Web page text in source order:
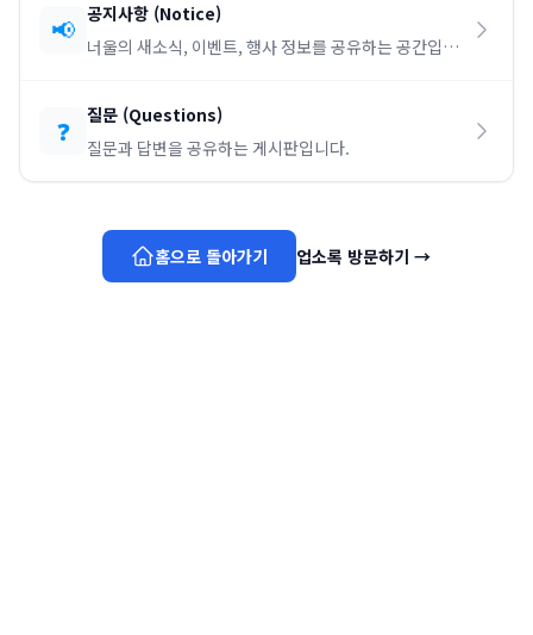
📢 공지사항 (Notice)
너울의 새소식, 이벤트, 행사 정보를 공유하는 공간입니
❓ 질문 (Questions)
질문과 답변을 공유하는 게시판입니다.
홈으로 돌아가기 업소록 방문하기 →